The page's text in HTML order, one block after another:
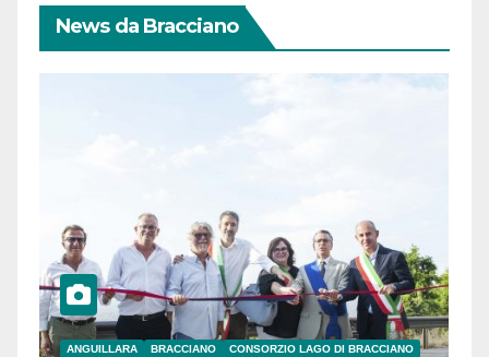
News da Bracciano
ANGUILLARA BRACCIANO
CONSORZIO LAGO DI BRACCIANO